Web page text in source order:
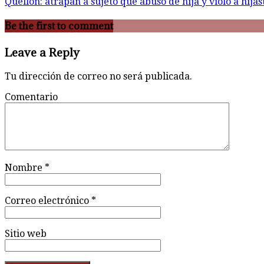
Be the first to comment
Leave a Reply
Tu dirección de correo no será publicada.
Comentario
Nombre *
Correo electrónico *
Sitio web